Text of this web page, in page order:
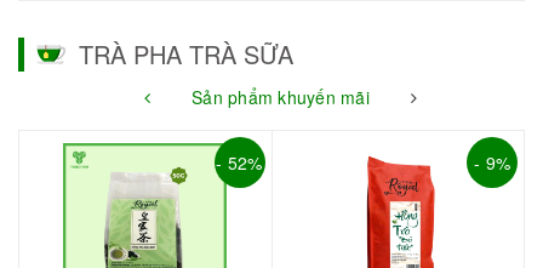
TRÀ PHA TRÀ SỮA
Sản phẩm khuyến mãi
- 52% - 9%